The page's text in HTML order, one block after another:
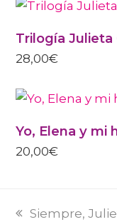
Trilogía Julieta
28,00€
Yo, Elena y mi
20,00€
Siempre,